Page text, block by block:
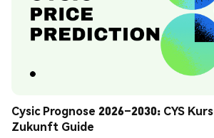
Cysic Prognose 2026–2030: CYS
Zukunft Guide